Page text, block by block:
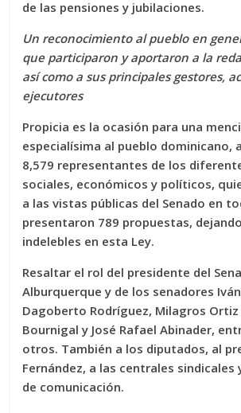
de las pensiones y jubilaciones.
Un reconocimiento al pueblo en
que participaron y aportaron a la
así como a sus principales gestores,
ejecutores
Propicia es la ocasión para una
especialísima al pueblo dominicano,
8,579 representantes de los
sociales, económicos y políticos,
a las vistas públicas del Senado en
presentaron 789 propuestas,
indelebles en esta Ley.
Resaltar el rol del presidente del
Alburquerque y de los senadores
Dagoberto Rodríguez, Milagros
Bournigal y José Rafael Abinader,
otros. También a los diputados, al
Fernández, a las centrales sindicales
de comunicación.